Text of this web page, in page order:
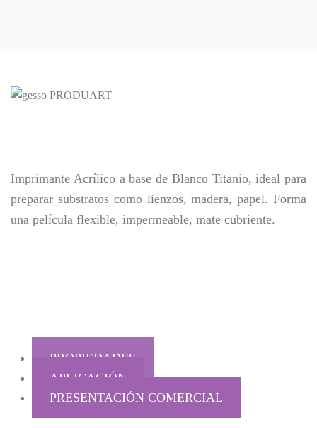
Imprimante Acrílico a base de Blanco Titanio, ideal para
preparar substratos como lienzos, madera, papel. Forma
una película flexible, impermeable, mate cubriente.
PROPIEDADES
APLICACIÓN
PRESENTACIÓN COMERCIAL